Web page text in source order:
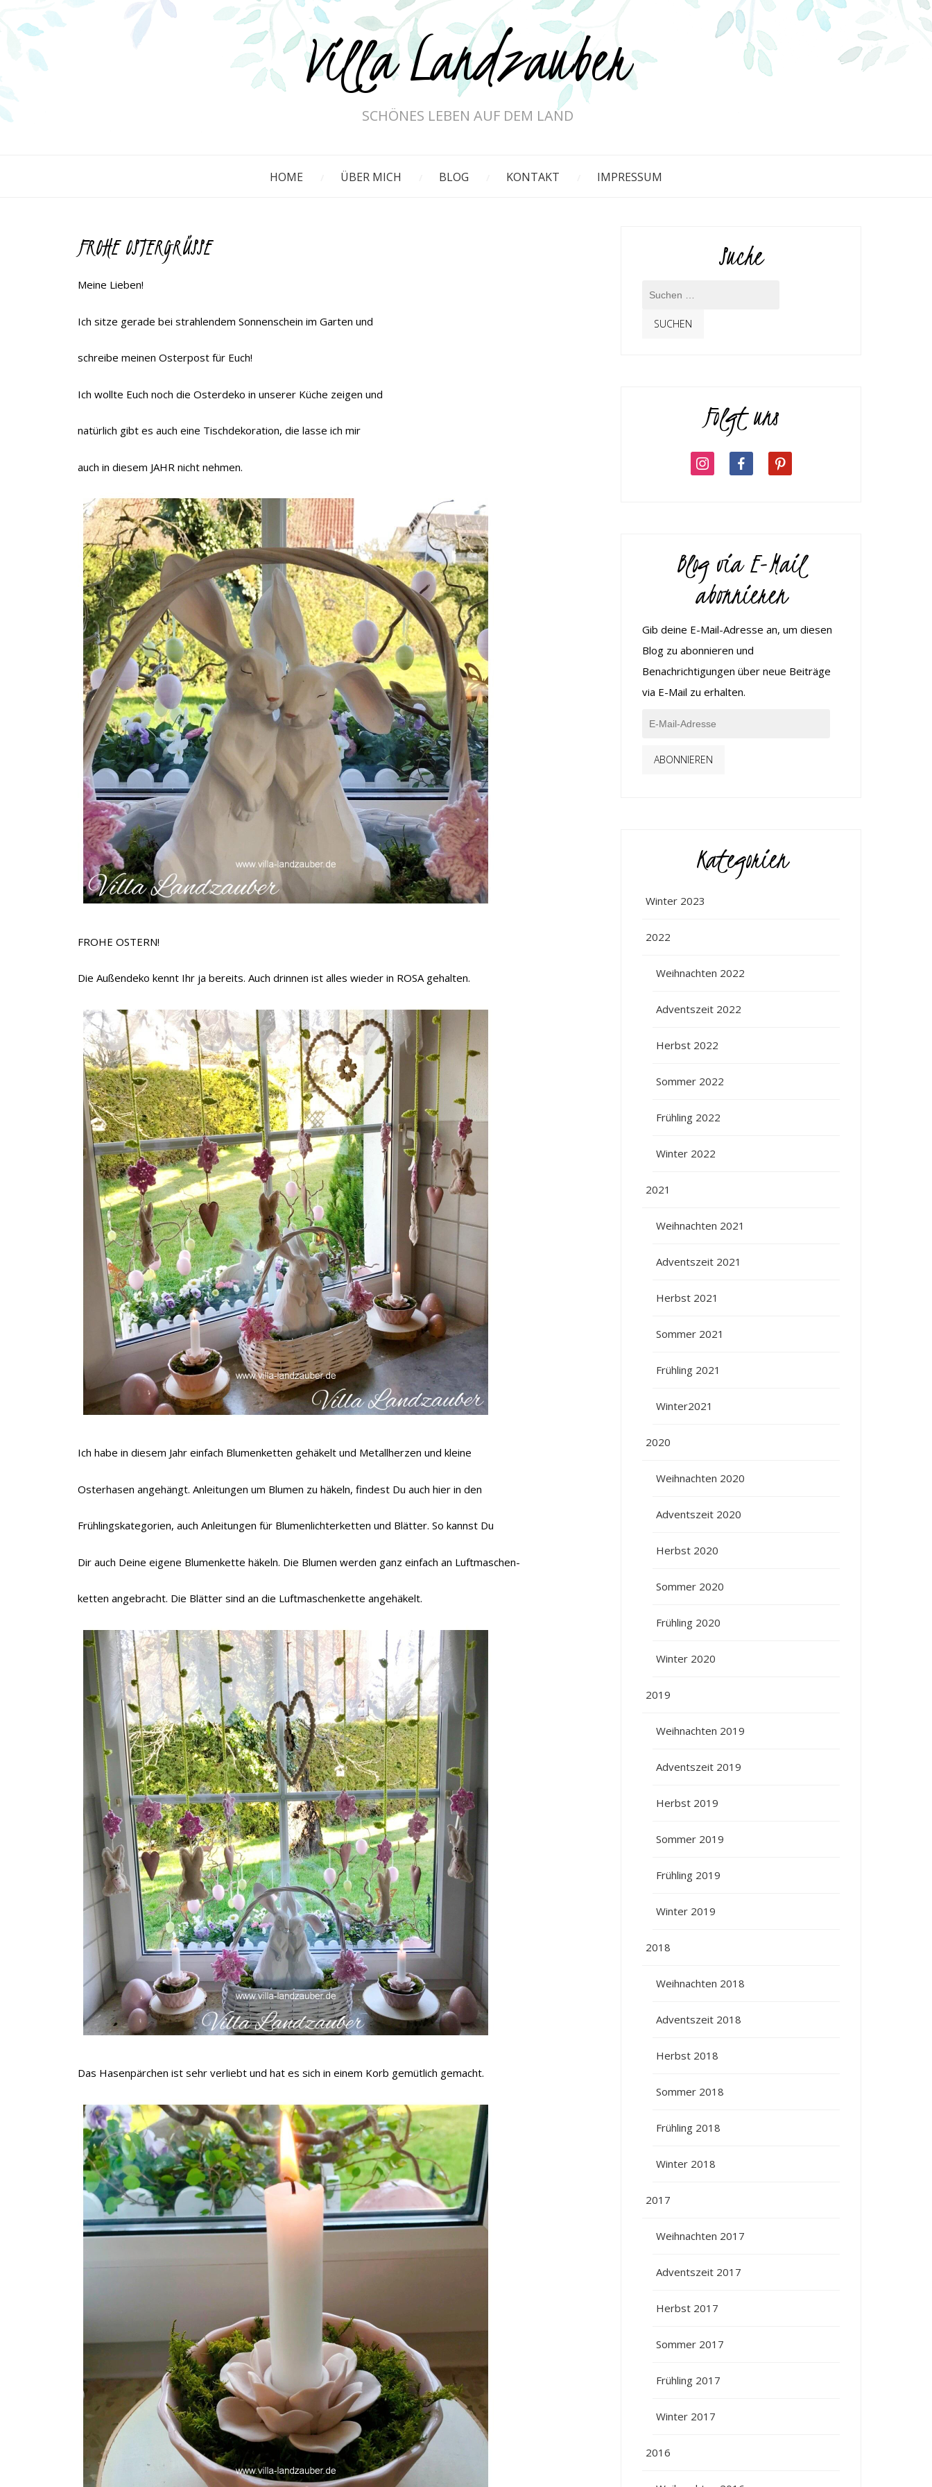
Villa Landzauber
SCHÖNES LEBEN AUF DEM LAND
HOME ÜBER MICH BLOG KONTAKT IMPRESSUM
FROHE OSTERGRÜSSE
Meine Lieben!
Ich sitze gerade bei strahlendem Sonnenschein im Garten und
schreibe meinen Osterpost für Euch!
Ich wollte Euch noch die Osterdeko in unserer Küche zeigen und
natürlich gibt es auch eine Tischdekoration, die lasse ich mir
auch in diesem JAHR nicht nehmen.
FROHE OSTERN!
Die Außendeko kennt Ihr ja bereits. Auch drinnen ist alles wieder in ROSA gehalten.
Ich habe in diesem Jahr einfach Blumenketten gehäkelt und Metallherzen und kleine
Osterhasen angehängt. Anleitungen um Blumen zu häkeln, findest Du auch hier in den
Frühlingskategorien, auch Anleitungen für Blumenlichterketten und Blätter. So kannst Du
Dir auch Deine eigene Blumenkette häkeln. Die Blumen werden ganz einfach an Luftmaschen-
ketten angebracht. Die Blätter sind an die Luftmaschenkette angehäkelt.
Das Hasenpärchen ist sehr verliebt und hat es sich in einem Korb gemütlich gemacht.
Suche
Folgt uns
Blog via E-Mail
abonnieren
Gib deine E-Mail-Adresse an, um diesen
Blog zu abonnieren und
Benachrichtigungen über neue Beiträge
via E-Mail zu erhalten.
ABONNIEREN
Kategorien
Winter 2023
2022
Weihnachten 2022
Adventszeit 2022
Herbst 2022
Sommer 2022
Frühling 2022
Winter 2022
2021
Weihnachten 2021
Adventszeit 2021
Herbst 2021
Sommer 2021
Frühling 2021
Winter2021
2020
Weihnachten 2020
Adventszeit 2020
Herbst 2020
Sommer 2020
Frühling 2020
Winter 2020
2019
Weihnachten 2019
Adventszeit 2019
Herbst 2019
Sommer 2019
Frühling 2019
Winter 2019
2018
Weihnachten 2018
Adventszeit 2018
Herbst 2018
Sommer 2018
Frühling 2018
Winter 2018
2017
Weihnachten 2017
Adventszeit 2017
Herbst 2017
Sommer 2017
Frühling 2017
Winter 2017
2016